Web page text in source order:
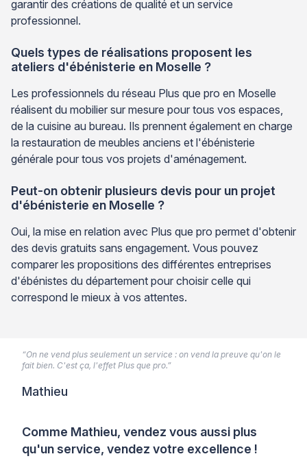
garantir des créations de qualité et un service
professionnel.
Quels types de réalisations proposent les
ateliers d'ébénisterie en Moselle ?
Les professionnels du réseau Plus que pro en Moselle
réalisent du mobilier sur mesure pour tous vos espaces,
de la cuisine au bureau. Ils prennent également en charge
la restauration de meubles anciens et l'ébénisterie
générale pour tous vos projets d'aménagement.
Peut-on obtenir plusieurs devis pour un projet
d'ébénisterie en Moselle ?
Oui, la mise en relation avec Plus que pro permet d'obtenir
des devis gratuits sans engagement. Vous pouvez
comparer les propositions des différentes entreprises
d'ébénistes du département pour choisir celle qui
correspond le mieux à vos attentes.
Comme Mathieu, vendez vous aussi plus
qu'un service, vendez votre excellence !
“On ne vend plus seulement un service : on vend la preuve qu'on le
fait bien. C'est ça, l'effet Plus que pro.”
Mathieu